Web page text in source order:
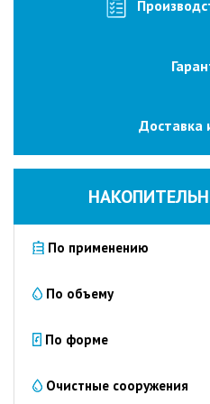
Очистка
вод
сточных
вод
Доставка
По применению
По объему
По форме
Очистные сооружения